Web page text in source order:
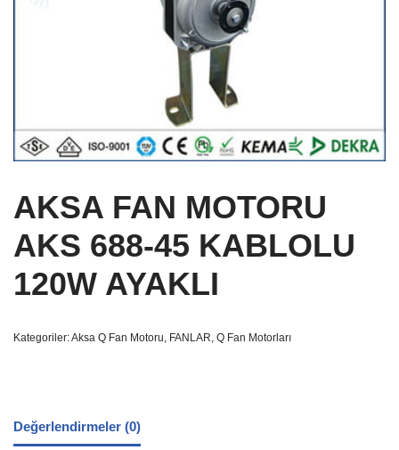
AKSA FAN MOTORU
AKS 688-45 KABLOLU
120W AYAKLI
Kategoriler:Aksa Q Fan Motoru, FANLAR, Q Fan Motorları
Değerlendirmeler (0)